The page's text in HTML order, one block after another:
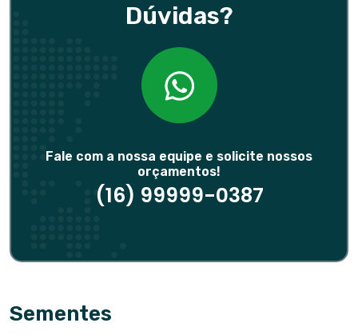
Dúvidas?
Fale com a nossa equipe e solicite nossos
orçamentos!
(16) 99999-0387
Sementes